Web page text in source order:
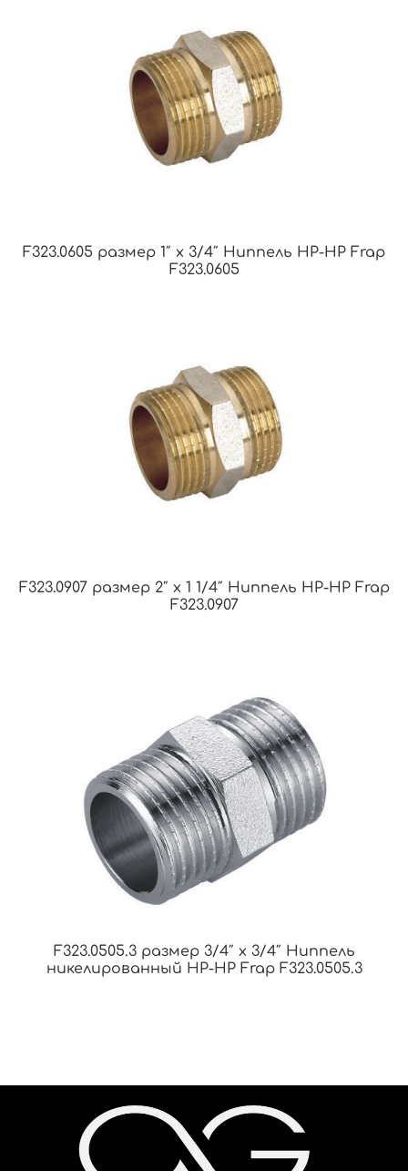
F323.0605 размер 1″ x 3/4″ Ниппель НР-НР Frap
F323.0605
F323.0907 размер 2″ x 1 1/4″ Ниппель НР-НР Frap
F323.0907
F323.0505.3 размер 3/4″ x 3/4″ Ниппель
никелированный НР-НР Frap F323.0505.3